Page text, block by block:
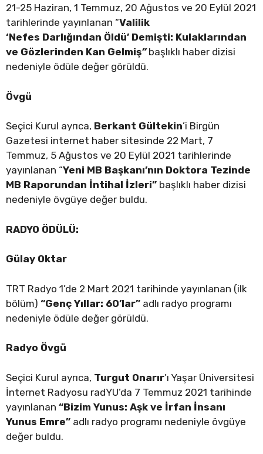
21-25 Haziran, 1 Temmuz, 20 Ağustos ve 20 Eylül 2021
tarihlerinde yayınlanan “Valilik
‘Nefes Darlığından Öldü’ Demişti: Kulaklarından
ve Gözlerinden Kan Gelmiş”başlıklı haber dizisi
nedeniyle ödüle değer görüldü.
Övgü
Seçici Kurul ayrıca, Berkant Gültekin’i Birgün
Gazetesi internet haber sitesinde 22 Mart, 7
Temmuz, 5 Ağustos ve 20 Eylül 2021 tarihlerinde
yayınlanan “Yeni MB Başkanı’nın Doktora Tezinde
MB Raporundan İntihal İzleri” başlıklı haber dizisi
nedeniyle övgüye değer buldu.
RADYO ÖDÜLÜ:
Gülay Oktar
TRT Radyo 1’de 2 Mart 2021 tarihinde yayınlanan (ilk
bölüm) “Genç Yıllar: 60’lar” adlı radyo programı
nedeniyle ödüle değer görüldü.
Radyo Övgü
Seçici Kurul ayrıca, Turgut Onarır’ı Yaşar Üniversitesi
İnternet Radyosu radYU’da 7 Temmuz 2021 tarihinde
yayınlanan “Bizim Yunus: Aşk ve İrfan İnsanı
Yunus Emre” adlı radyo programı nedeniyle övgüye
değer buldu.